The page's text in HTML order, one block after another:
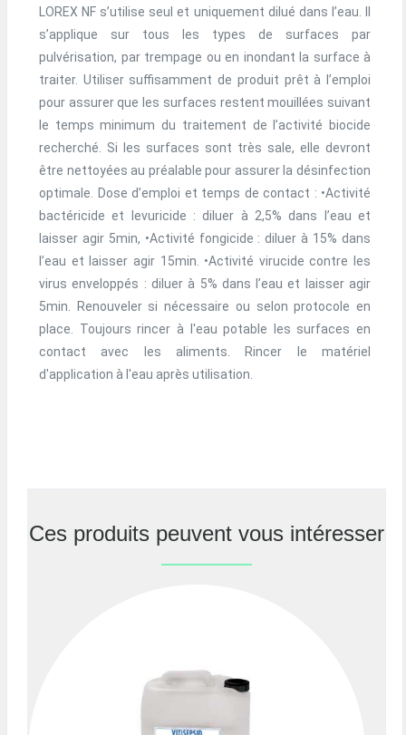
LOREX NF s’utilise seul et uniquement dilué dans l’eau. Il
s’applique sur tous les types de surfaces par
pulvérisation, par trempage ou en inondant la surface à
traiter. Utiliser suffisamment de produit prêt à l’emploi
pour assurer que les surfaces restent mouillées suivant
le temps minimum du traitement de l’activité biocide
recherché. Si les surfaces sont très sale, elle devront
être nettoyées au préalable pour assurer la désinfection
optimale. Dose d’emploi et temps de contact : •Activité
bactéricide et levuricide : diluer à 2,5% dans l’eau et
laisser agir 5min, •Activité fongicide : diluer à 15% dans
l’eau et laisser agir 15min. •Activité virucide contre les
virus enveloppés : diluer à 5% dans l’eau et laisser agir
5min. Renouveler si nécessaire ou selon protocole en
place. Toujours rincer à l'eau potable les surfaces en
contact avec les aliments. Rincer le matériel
d'application à l'eau après utilisation.
Ces produits peuvent vous intéresser